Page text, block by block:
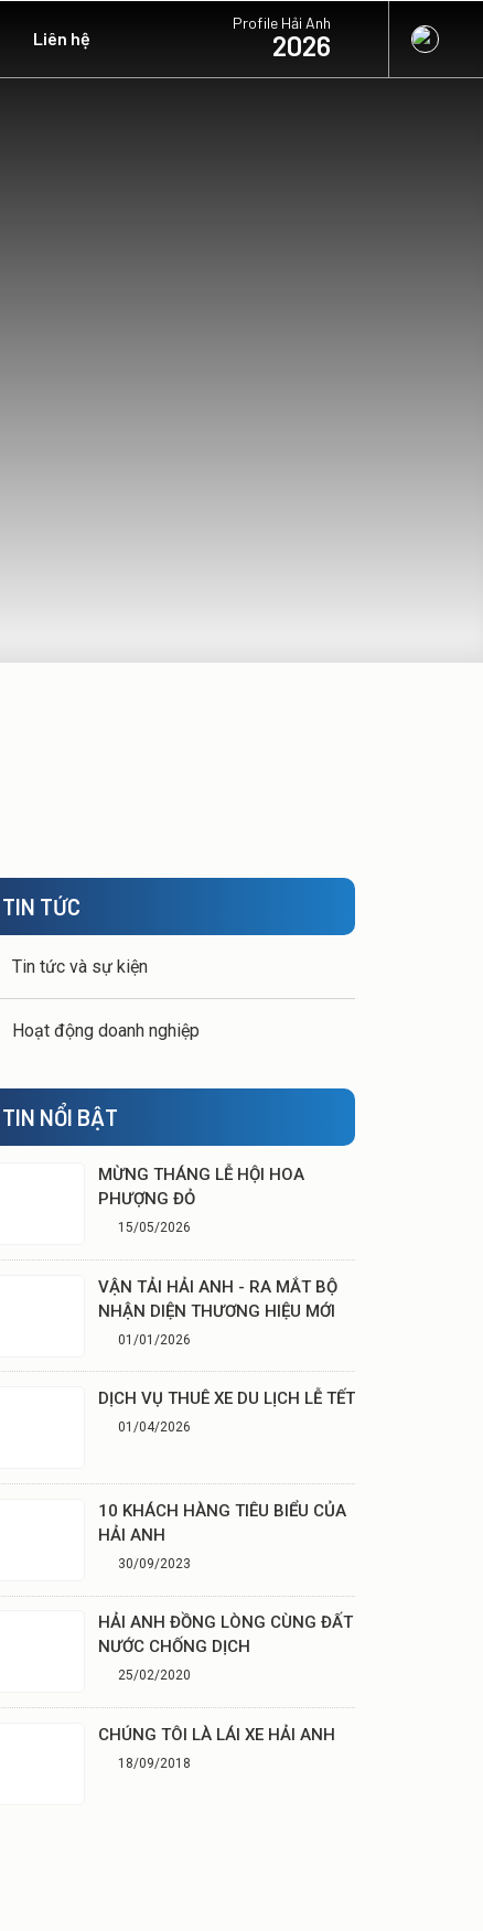
Liên hệ
Profile Hải Anh
2026
TIN TỨC
Tin tức và sự kiện
Hoạt động doanh nghiệp
TIN NỔI BẬT
MỪNG THÁNG LỄ HỘI HOA
PHƯỢNG ĐỎ
15/05/2026
VẬN TẢI HẢI ANH - RA MẮT BỘ
NHẬN DIỆN THƯƠNG HIỆU MỚI
01/01/2026
DỊCH VỤ THUÊ XE DU LỊCH LỄ TẾT
01/04/2026
10 KHÁCH HÀNG TIÊU BIỂU CỦA
HẢI ANH
30/09/2023
HẢI ANH ĐỒNG LÒNG CÙNG ĐẤT
NƯỚC CHỐNG DỊCH
25/02/2020
CHÚNG TÔI LÀ LÁI XE HẢI ANH
18/09/2018